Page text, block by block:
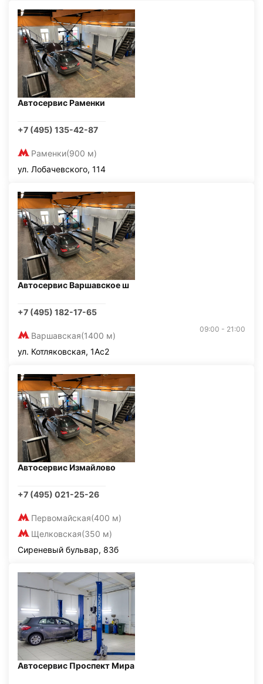
Автосервис Раменки
+7 (495) 135-42-87
Раменки(900 м)
ул. Лобачевского, 114
Автосервис Варшавское ш
+7 (495) 182-17-65
Варшавская(1400 м)
09:00 - 21:00
ул. Котляковская, 1Ас2
Автосервис Измайлово
+7 (495) 021-25-26
Первомайская(400 м)
Щелковская(350 м)
Сиреневый бульвар, 83б
Автосервис Проспект Мира